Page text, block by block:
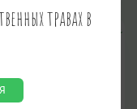
Thuill.
ТРАВА, КОЗЬИ
СОБАЧКИ,
травах в